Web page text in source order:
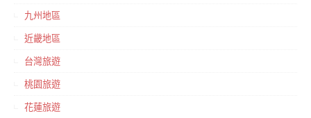
九州地區
近畿地區
台灣旅遊
桃園旅遊
花蓮旅遊